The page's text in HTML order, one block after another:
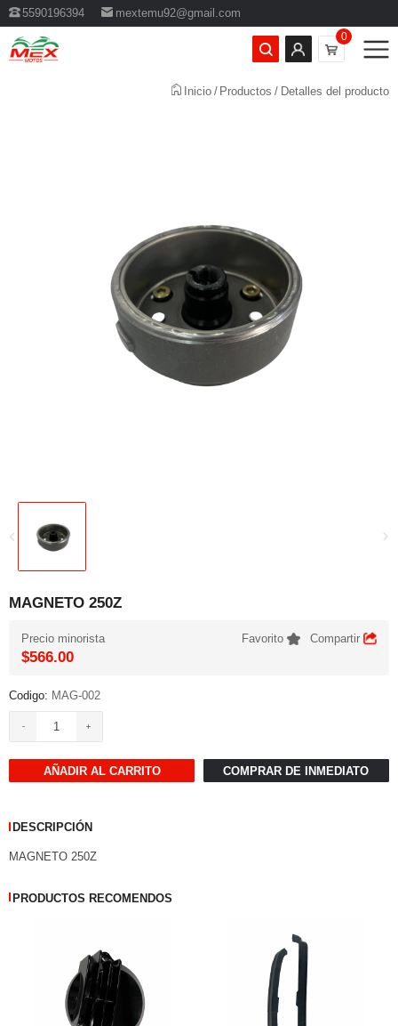
5590196394
mextemu92@gmail.com
0
Inicio Productos Detalles del producto
MAGNETO 250Z
Precio minorista
$566.00
Favorito Compartir
Codigo: MAG-002
AÑADIR AL CARRITO COMPRAR DE INMEDIATO
DESCRIPCIÓN
MAGNETO 250Z
PRODUCTOS RECOMENDOS